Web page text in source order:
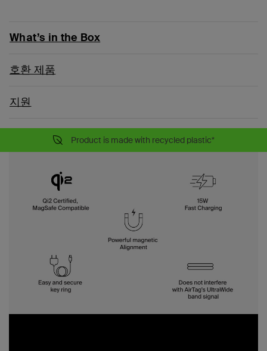
What’s in the Box
호환 제품
지원
Product is made with recycled plastic*